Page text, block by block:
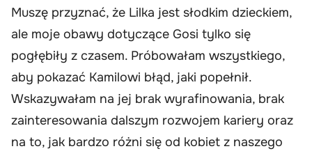
Muszę przyznać, że Lilka jest słodkim dzieckiem,
ale moje obawy dotyczące Gosi tylko się
pogłębiły z czasem. Próbowałam wszystkiego,
aby pokazać Kamilowi błąd, jaki popełnił.
Wskazywałam na jej brak wyrafinowania, brak
zainteresowania dalszym rozwojem kariery oraz
na to, jak bardzo różni się od kobiet z naszego